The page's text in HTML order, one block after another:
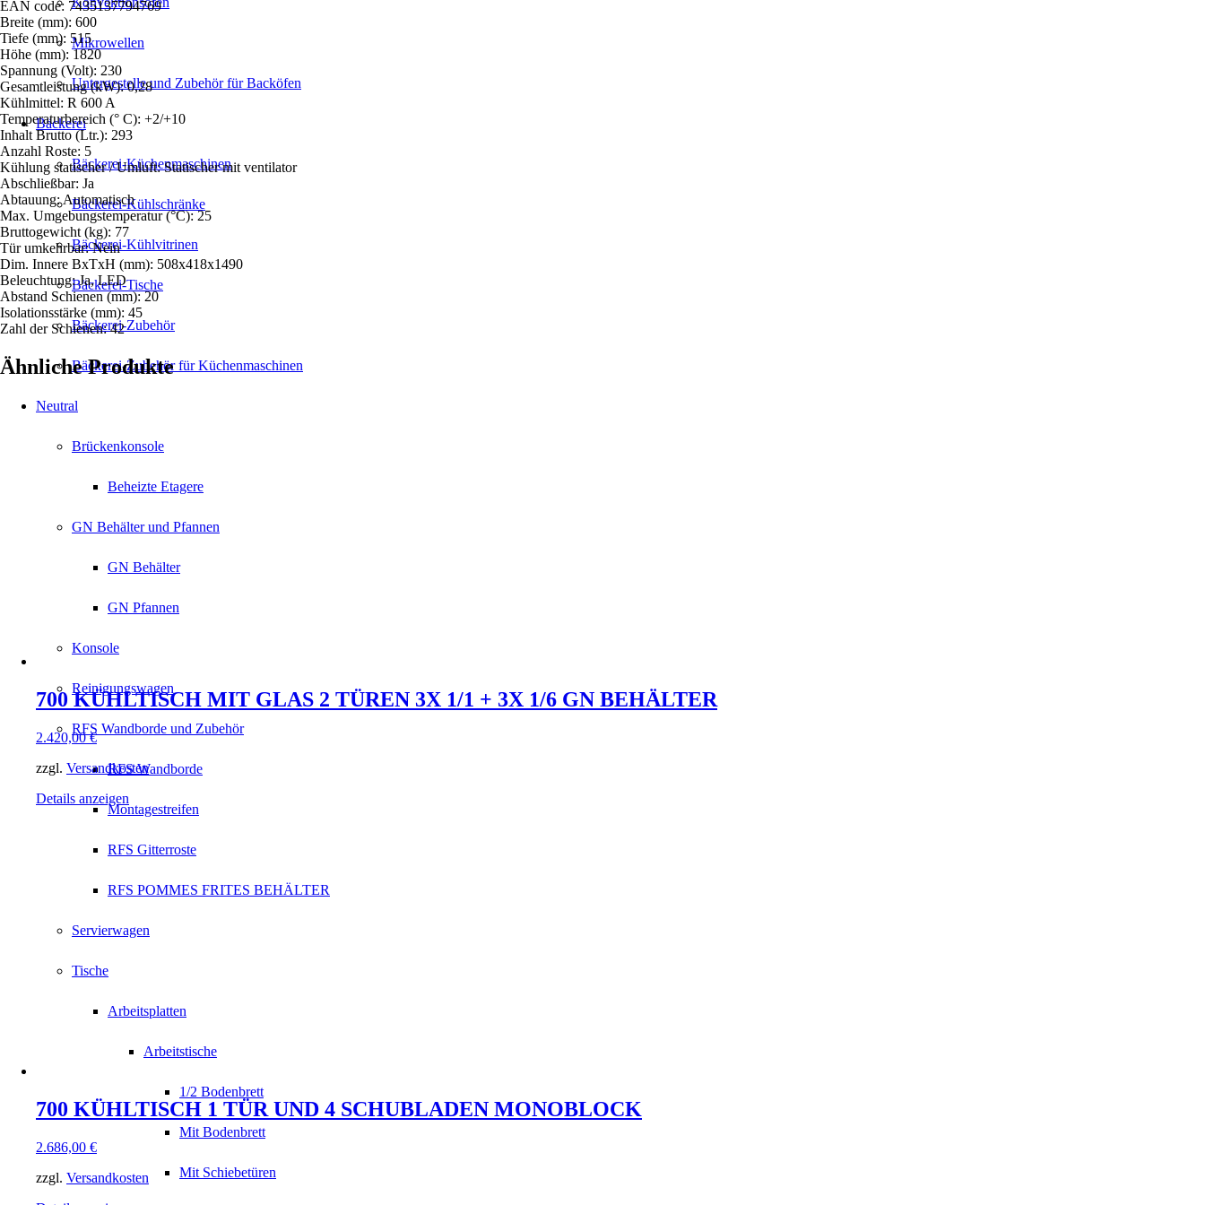
Mikrowellen
Untergestelle und Zubehör für Backöfen
Bäckerei
Bäckerei-Küchenmaschinen
Bäckerei-Kühlschränke
Bäckerei-Kühlvitrinen
Bäckerei-Tische
Bäckerei-Zubehör
Bäckerei-Zubehör für Küchenmaschinen
Neutral
Brückenkonsole
Beheizte Etagere
GN Behälter und Pfannen
GN Behälter
GN Pfannen
Konsole
Reinigungswagen
RFS Wandborde und Zubehör
RFS Wandborde
Montagestreifen
RFS Gitterroste
RFS POMMES FRITES BEHÄLTER
Servierwagen
Tische
Arbeitsplatten
Arbeitstische
1/2 Bodenbrett
Mit Bodenbrett
Mit Schiebetüren
EAN code: 7435137794769
Breite (mm): 600
Tiefe (mm): 515
Höhe (mm): 1820
Spannung (Volt): 230
Gesamtleistung (kW): 0,28
Kühlmittel: R 600 A
Temperaturbereich (° C): +2/+10
Inhalt Brutto (Ltr.): 293
Anzahl Roste: 5
Kühlung statischer / Umluft: Statischer mit ventilator
Abschließbar: Ja
Abtauung: Automatisch
Max. Umgebungstemperatur (°C): 25
Bruttogewicht (kg): 77
Tür umkehrbar: Nein
Dim. Innere BxTxH (mm): 508x418x1490
Beleuchtung: Ja, LED
Abstand Schienen (mm): 20
Isolationsstärke (mm): 45
Zahl der Schienen: 42
Ähnliche Produkte
700 KÜHLTISCH MIT GLAS 2 TÜREN 3X 1/1 + 3X 1/6 GN BEHÄLTER
2.420,00€
zzgl. Versandkosten
Details anzeigen
700 KÜHLTISCH 1 TÜR UND 4 SCHUBLADEN MONOBLOCK
2.686,00 €
zzgl. Versandkosten